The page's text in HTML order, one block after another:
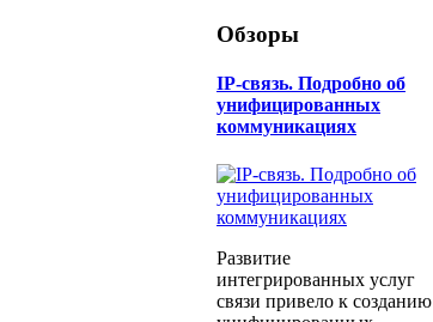
Обзоры
IP-связь. Подробно об
унифицированных
коммуникациях
Развитие
интегрированных услуг
связи привело к созданию